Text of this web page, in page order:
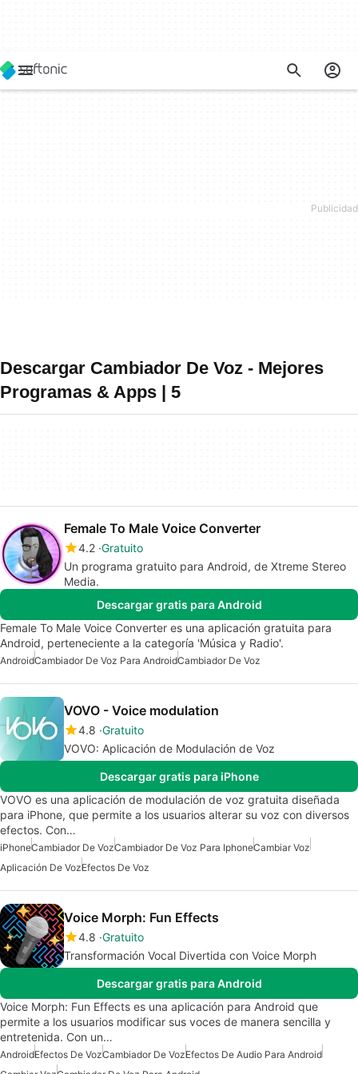
Descargar Cambiador De Voz - Mejores
Programas & Apps | 5
Female To Male Voice Converter
4.2 Gratuito
Un programa gratuito para Android, de Xtreme Stereo
Media.
Descargar gratis para Android
Female To Male Voice Converter es una aplicación gratuita para
Android, perteneciente a la categoría 'Música y Radio'.
AndroidCambiador De Voz Para AndroidCambiador De Voz
VOVO - Voice modulation
4.8 Gratuito
VOVO: Aplicación de Modulación de Voz
Descargar gratis para iPhone
VOVO es una aplicación de modulación de voz gratuita diseñada
para iPhone, que permite a los usuarios alterar su voz con diversos
efectos. Con…
iPhoneCambiador De VozCambiador De Voz Para IphoneCambiar Voz
Aplicación De VozEfectos De Voz
Voice Morph: Fun Effects
4.8 Gratuito
Transformación Vocal Divertida con Voice Morph
Descargar gratis para Android
Voice Morph: Fun Effects es una aplicación para Android que
permite a los usuarios modificar sus voces de manera sencilla y
entretenida. Con un…
AndroidEfectos De VozCambiador De VozEfectos De Audio Para Android